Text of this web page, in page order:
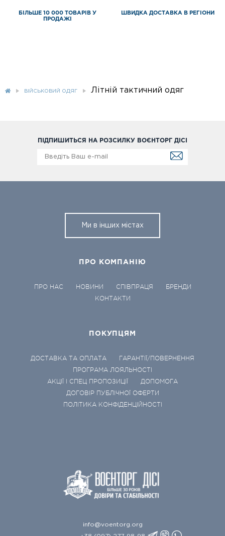
БІЛЬШЕ 10 000 ТОВАРІВ У
ПРОДАЖІ
ШВИДКА ДОСТАВКА В РЕГІОНИ
ВІЙСЬКОВИЙ ОДЯГ Літній тактичний одяг
ПІДПИШИТЬСЯ НА РОЗСИЛКУ ВОЄНТОРГ ДІСІ
Ми в інших містах
ПРО КОМПАНІЮ
ПРО НАС НОВИНИ СПІВПРАЦЯ
БРЕНДИ
КОНТАКТИ
ПОКУПЦЯМ
ДОСТАВКА ТА ОПЛАТА
ГАРАНТІЇ/ПОВЕРНЕННЯ
ПРОГРАМА ЛОЯЛЬНОСТІ
АКЦІЇ І СПЕЦ ПРОПОЗИЦІЇ
ДОПОМОГА
ДОГОВІР ПУБЛІЧНОЇ ОФЕРТИ
ПОЛІТИКА КОНФІДЕНЦІЙНОСТІ
info@voentorg.org